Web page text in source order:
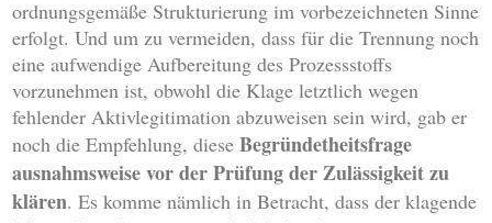
ordnungsgemäße Strukturierung im vorbezeichneten Sinne
erfolgt. Und um zu vermeiden, dass für die Trennung noch
eine aufwendige Aufbereitung des Prozessstoffs
vorzunehmen ist, obwohl die Klage letztlich wegen
fehlender Aktivlegitimation abzuweisen sein wird, gab er
noch die Empfehlung, dieseBegründetheitsfrage
ausnahmsweise vor der Prüfung der Zulässigkeit zu
klären. Es komme nämlich in Betracht, dass der klagende